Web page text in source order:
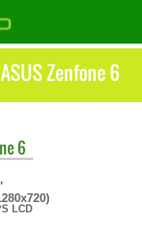
Zenfone 6
6
LCD